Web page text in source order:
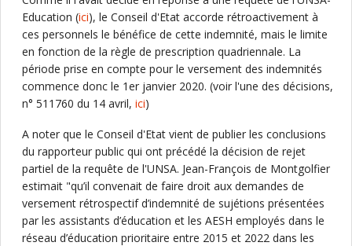
Education (ici), le Conseil d'Etat accorde rétroactivement à
ces personnels le bénéfice de cette indemnité, mais le limite
en fonction de la règle de prescription quadriennale. La
période prise en compte pour le versement des indemnités
commence donc le 1er janvier 2020. (voir l'une des décisions,
n° 511760 du 14 avril, ici)
A noter que le Conseil d'Etat vient de publier les conclusions
du rapporteur public qui ont précédé la décision de rejet
partiel de la requête de l'UNSA. Jean-François de Montgolfier
estimait "qu’il convenait de faire droit aux demandes de
versement rétrospectif d’indemnité de sujétions présentées
par les assistants d’éducation et les AESH employés dans le
réseau d’éducation prioritaire entre 2015 et 2022 dans les